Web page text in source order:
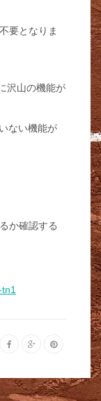
要となりま
沢山の機能が
ない機能が
か確認する